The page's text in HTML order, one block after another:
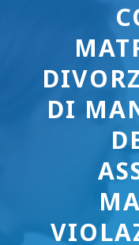
DI